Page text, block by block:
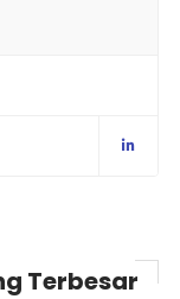
Terbesar